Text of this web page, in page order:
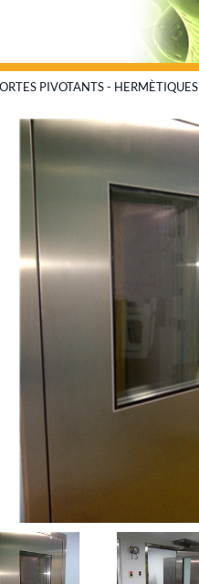
PIVOTANTS - HERMÈTIQUES